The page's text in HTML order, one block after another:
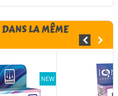
LA MÊME
NEW